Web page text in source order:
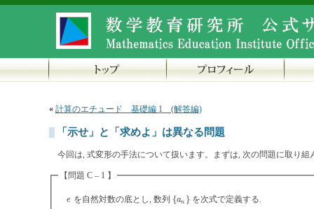
« 計算のエチュード 基礎編 1 (解答編)
「示せ」と「求めよ」は異なる問題
今回は, 式変形の手法について扱います。まずは, 次の問題に取り組
【問題 C – 1 】
e
e を自然対数の底とし, 数列 {an }
{an} を次式で定義する.